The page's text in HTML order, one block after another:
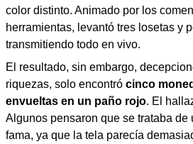
color distinto. Animado por los
herramientas, levantó tres losetas y
transmitiendo todo en vivo.
El resultado, sin embargo,
riquezas, solo encontró cinco
envueltas en un paño rojo. El
Algunos pensaron que se trataba de
fama, ya que la tela parecía